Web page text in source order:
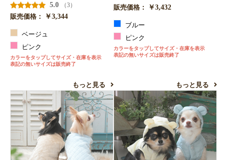
5.0
（3）
販売価格：
￥3,344
ベージュ
ピンク
カラーをタップしてサイズ・在庫を表示
表記の無いサイズは販売終了
もっと見る
販売価格：
￥3,432
ブルー
ピンク
カラーをタップしてサイズ・在庫を表示
表記の無いサイズは販売終了
もっと見る